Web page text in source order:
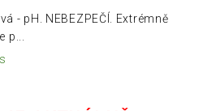
- pH. NEBEZPEČÍ. Extrémně
p...